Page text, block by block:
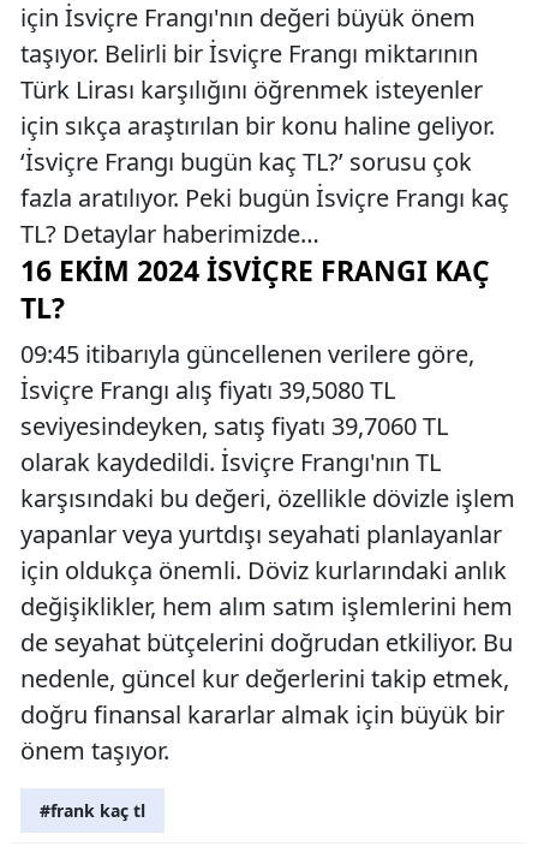
için İsviçre Frangı'nın değeri büyük önem
taşıyor. Belirli bir İsviçre Frangı miktarının
Türk Lirası karşılığını öğrenmek isteyenler
için sıkça araştırılan bir konu haline geliyor.
‘İsviçre Frangı bugün kaç TL?’ sorusu çok
fazla aratılıyor. Peki bugün İsviçre Frangı kaç
TL? Detaylar haberimizde…
16 EKIM 2024 İSVIÇRE FRANGI KAÇ
TL?
09:45 itibarıyla güncellenen verilere göre,
İsviçre Frangı alış fiyatı 39,5080 TL
seviyesindeyken, satış fiyatı 39,7060 TL
olarak kaydedildi. İsviçre Frangı'nın TL
karşısındaki bu değeri, özellikle dövizle işlem
yapanlar veya yurtdışı seyahati planlayanlar
için oldukça önemli. Döviz kurlarındaki anlık
değişiklikler, hem alım satım işlemlerini hem
de seyahat bütçelerini doğrudan etkiliyor. Bu
nedenle, güncel kur değerlerini takip etmek,
doğru finansal kararlar almak için büyük bir
önem taşıyor.
#frank kaç tl